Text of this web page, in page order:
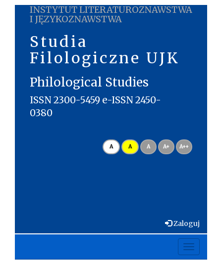
INSTYTUT LITERATUROZNAWSTWA
I JĘZYKOZNAWSTWA
Studia
Filologiczne UJK
Philological Studies
ISSN 2300-5459 e-ISSN 2450-
0380
A A A A+ A++
Zaloguj
Toggle